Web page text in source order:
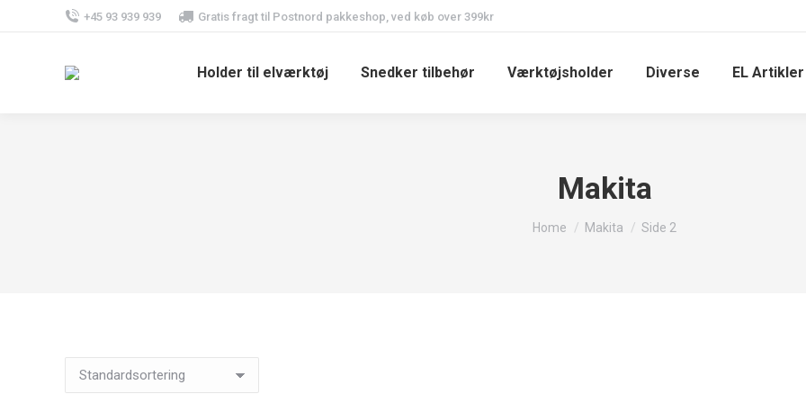
+45 93 939 939 Gratis fragt til Postnord pakkeshop, ved køb over 399kr
Holder til elværktøj Snedker tilbehør Værktøjsholder Diverse EL Artikler
Makita
You are here:
Home Makita Side 2